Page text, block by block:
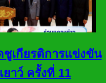
เกียรติการแข่งขัน
าว์ ครั้งที่ 11